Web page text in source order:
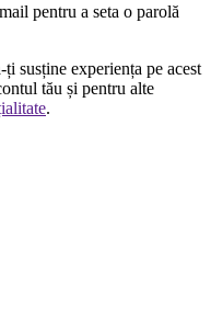
pentru a seta o parolă
susține experiența pe acest
tău și pentru alte
.